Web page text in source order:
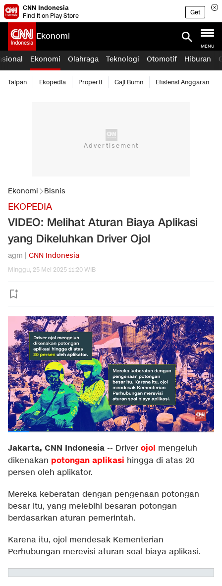
CNN Indonesia
Find it on Play Store
Get
Ekonomi
MENU
Ekonomi Olahraga Teknologi Otomotif Hiburan
Taipan Ekopedia Properti Gaji Bumn Efisiensi Anggaran
Ekonomi Bisnis
EKOPEDIA
VIDEO: Melihat Aturan Biaya Aplikasi
yang Dikeluhkan Driver Ojol
agm | CNN Indonesia
Minggu, 25 Mei 2025 11:20 WIB
Jakarta, CNN Indonesia -- Driver ojol mengeluh
dikenakan potongan aplikasi hingga di atas 20
persen oleh aplikator.
Mereka keberatan dengan pengenaan potongan
besar itu, yang melebihi besaran potongan
berdasarkan aturan pemerintah.
Karena itu, ojol mendesak Kementerian
Perhubungan merevisi aturan soal biaya aplikasi.